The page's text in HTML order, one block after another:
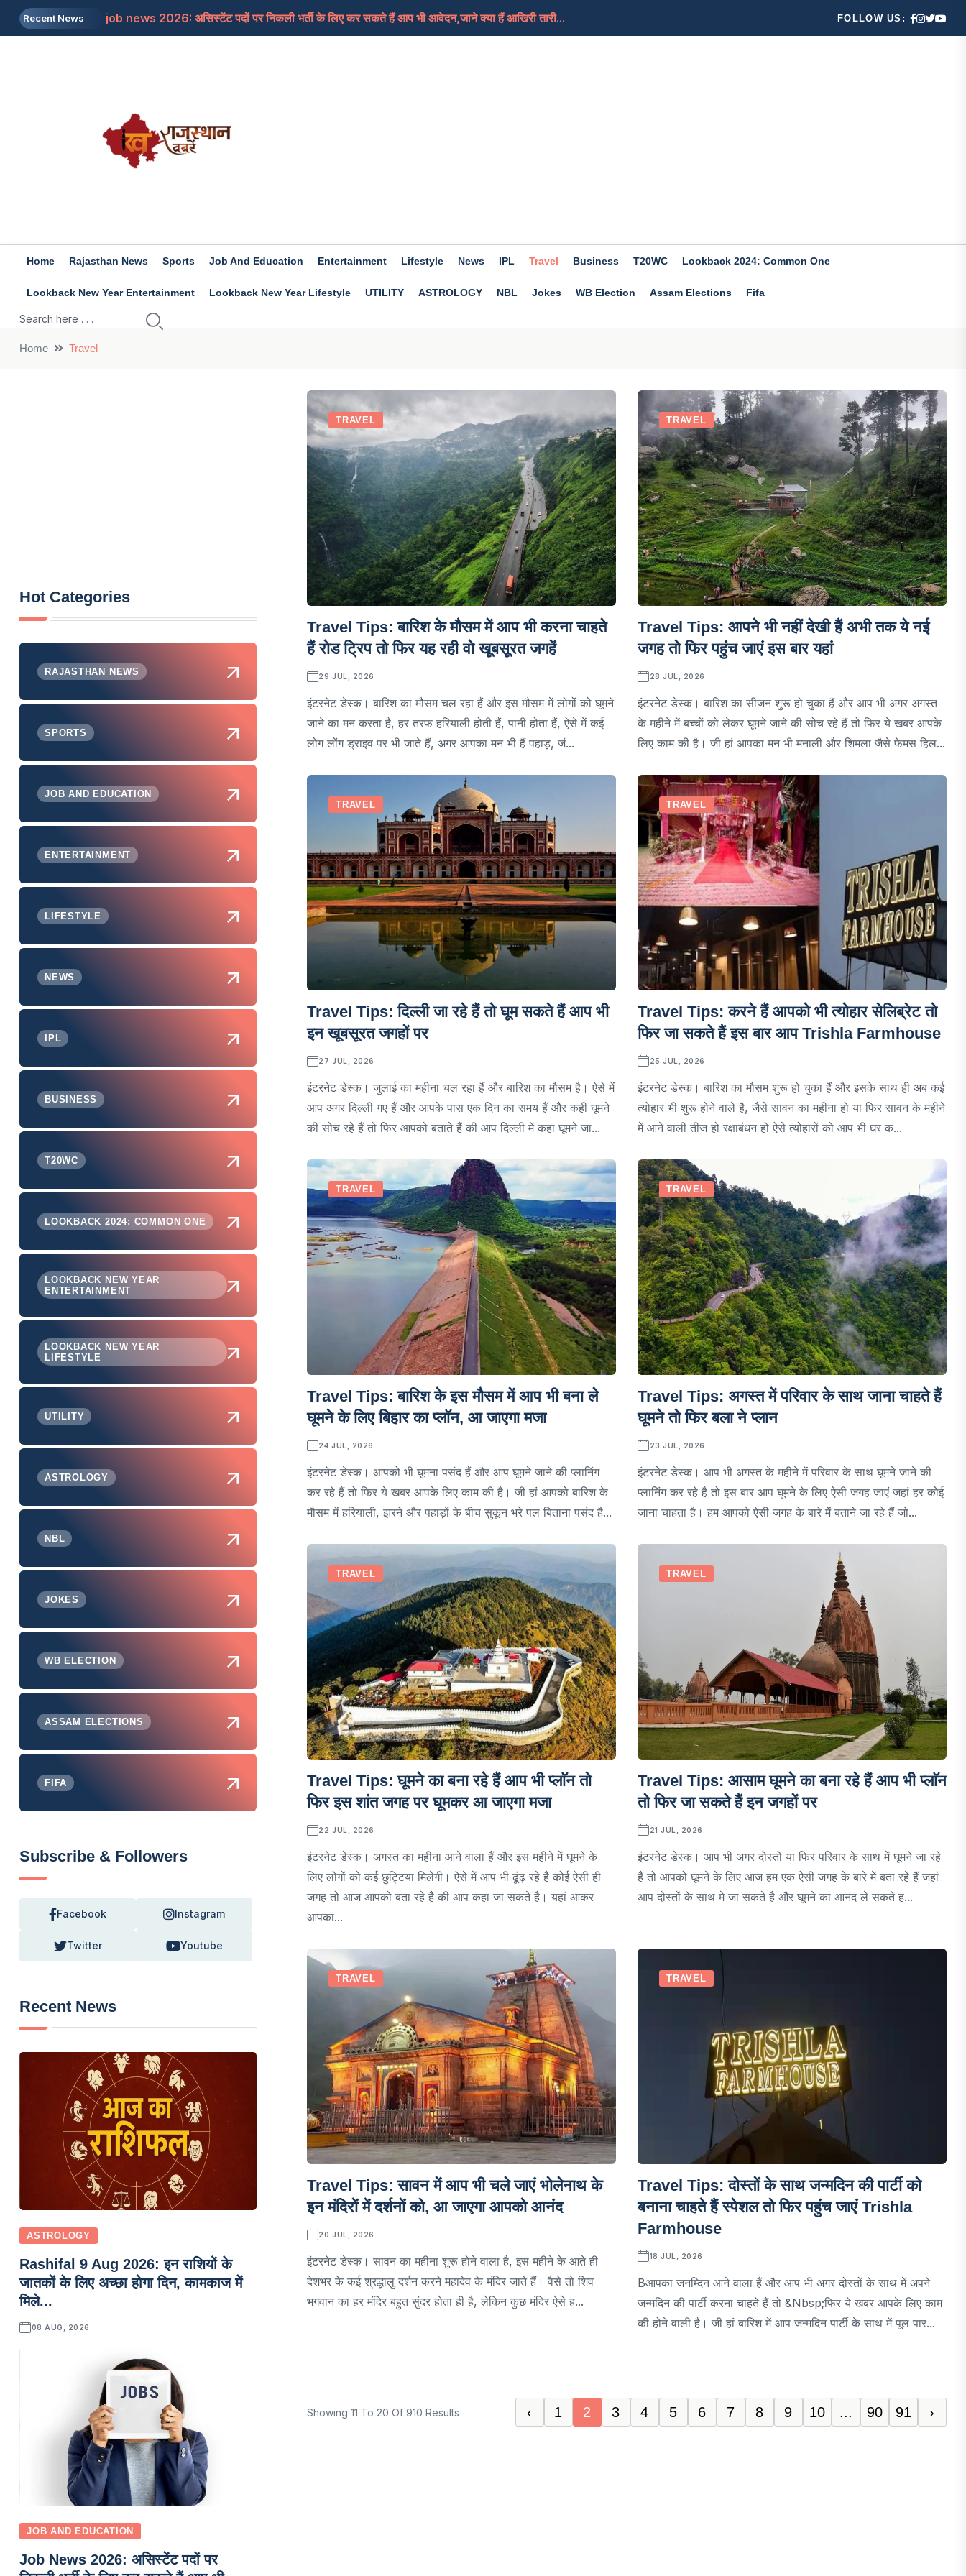
Recent News
job news 2026: असिस्टेंट पदों पर निकली भर्ती के लिए कर सकते हैं आप भी आवेदन,जाने क्या हैं आखिरी तारी...
Rashifal 9 aug 2026: इन राशियों के जातकों के लिए अच्छा होगा दिन, कामकाज में मिलेगी सफलता, जाने क्या...
FOLLOW US:
Home Rajasthan News Sports Job And Education Entertainment Lifestyle News IPL Travel Business T20WC Lookback 2024: Common One
Lookback New Year Entertainment Lookback New Year Lifestyle UTILITY ASTROLOGY NBL Jokes WB Election Assam Elections Fifa
Home Travel
TRAVEL
Travel Tips: बारिश के मौसम में आप भी करना चाहते
हैं रोड ट्रिप तो फिर यह रही वो खूबसूरत जगहें
29 JUL, 2026
इंटरनेट डेस्क। बारिश का मौसम चल रहा हैं और इस मौसम में लोगों को घूमने
जाने का मन करता है, हर तरफ हरियाली होती हैं, पानी होता हैं, ऐसे में कई
लोग लोंग ड्राइव पर भी जाते हैं, अगर आपका मन भी हैं पहाड़, जं...
TRAVEL
Travel Tips: आपने भी नहीं देखी हैं अभी तक ये नई
जगह तो फिर पहुंच जाएं इस बार यहां
28 JUL, 2026
इंटरनेट डेस्क। बारिश का सीजन शुरू हो चुका हैं और आप भी अगर अगस्त
के महीने में बच्चों को लेकर घूमने जाने की सोच रहे हैं तो फिर ये खबर आपके
लिए काम की है। जी हां आपका मन भी मनाली और शिमला जैसे फेमस हिल...
TRAVEL
Travel Tips: दिल्ली जा रहे हैं तो घूम सकते हैं आप भी
इन खूबसूरत जगहों पर
27 JUL, 2026
इंटरनेट डेस्क। जुलाई का महीना चल रहा हैं और बारिश का मौसम है। ऐसे में
आप अगर दिल्ली गए हैं और आपके पास एक दिन का समय हैं और कही घूमने
की सोच रहे हैं तो फिर आपको बताते हैं की आप दिल्ली में कहा घूमने जा...
TRAVEL
Travel Tips: करने हैं आपको भी त्योहार सेलिब्रेट तो
फिर जा सकते हैं इस बार आप Trishla Farmhouse
25 JUL, 2026
इंटरनेट डेस्क। बारिश का मौसम शुरू हो चुका हैं और इसके साथ ही अब कई
त्योहार भी शुरू होने वाले है, जैसे सावन का महीना हो या फिर सावन के महीने
में आने वाली तीज हो रक्षाबंधन हो ऐसे त्योहारों को आप भी घर क...
TRAVEL
Travel Tips: बारिश के इस मौसम में आप भी बना ले
घूमने के लिए बिहार का प्लॉन, आ जाएगा मजा
24 JUL, 2026
इंटरनेट डेस्क। आपको भी घूमना पसंद हैं और आप घूमने जाने की प्लानिंग
कर रहे हैं तो फिर ये खबर आपके लिए काम की है। जी हां आपको बारिश के
मौसम में हरियाली, झरने और पहाड़ों के बीच सुकून भरे पल बिताना पसंद है...
TRAVEL
Travel Tips: अगस्त में परिवार के साथ जाना चाहते हैं
घूमने तो फिर बला ने प्लान
23 JUL, 2026
इंटरनेट डेस्क। आप भी अगस्त के महीने में परिवार के साथ घूमने जाने की
प्लानिंग कर रहे है तो इस बार आप घूमने के लिए ऐसी जगह जाएं जहां हर कोई
जाना चाहता है। हम आपको ऐसी जगह के बारे में बताने जा रहे हैं जो...
TRAVEL
Travel Tips: घूमने का बना रहे हैं आप भी प्लाॅन तो
फिर इस शांत जगह पर घूमकर आ जाएगा मजा
22 JUL, 2026
इंटरनेट डेस्क। अगस्त का महीना आने वाला हैं और इस महीने में घूमने के
लिए लोगों को कई छुट्टिया मिलेगी। ऐसे में आप भी ढूंढ़ रहे है कोई ऐसी ही
जगह तो आज आपको बता रहे है की आप कहा जा सकते है। यहां आकर
आपका...
TRAVEL
Travel Tips: आसाम घूमने का बना रहे हैं आप भी प्लाॅन
तो फिर जा सकते हैं इन जगहों पर
21 JUL, 2026
इंटरनेट डेस्क। आप भी अगर दोस्तों या फिर परिवार के साथ में घूमने जा रहे
हैं तो आपको घूमने के लिए आज हम एक ऐसी जगह के बारे में बता रहे हैं जहां
आप दोस्तों के साथ मे जा सकते है और घूमने का आनंद ले सकते ह...
TRAVEL
Travel Tips: सावन में आप भी चले जाएं भोलेनाथ के
इन मंदिरों में दर्शनों को, आ जाएगा आपको आनंद
20 JUL, 2026
इंटरनेट डेस्क। सावन का महीना शुरू होने वाला है, इस महीने के आते ही
देशभर के कई श्रद्धालु दर्शन करने महादेव के मंदिर जाते हैं। वैसे तो शिव
भगवान का हर मंदिर बहुत सुंदर होता ही है, लेकिन कुछ मंदिर ऐसे ह...
TRAVEL
Travel Tips: दोस्तों के साथ जन्मदिन की पार्टी को
बनाना चाहते हैं स्पेशल तो फिर पहुंच जाएं Trishla
Farmhouse
18 JUL, 2026
Bआपका जनम्दिन आने वाला हैं और आप भी अगर दोस्तों के साथ में अपने
जन्मदिन की पार्टी करना चाहते हैं तो &nbsp;फिर ये खबर आपके लिए काम
की होने वाली है। जी हां बारिश में आप जन्मदिन पार्टी के साथ में पूल पार...
Showing 11 To 20 Of 910 Results ‹ 1 2 3 4 5 6 7 8 9 10 ... 90 91 ›
Hot Categories
RAJASTHAN NEWS
SPORTS
JOB AND EDUCATION
ENTERTAINMENT
LIFESTYLE
NEWS
IPL
BUSINESS
T20WC
LOOKBACK 2024: COMMON ONE
LOOKBACK NEW YEAR
ENTERTAINMENT
LOOKBACK NEW YEAR
LIFESTYLE
UTILITY
ASTROLOGY
NBL
JOKES
WB ELECTION
ASSAM ELECTIONS
FIFA
Subscribe & Followers
Facebook Instagram
Twitter Youtube
Recent News
ASTROLOGY
Rashifal 9 Aug 2026: इन राशियों के
जातकों के लिए अच्छा होगा दिन, कामकाज में
मिले...
08 AUG, 2026
JOB AND EDUCATION
Job News 2026: असिस्टेंट पदों पर